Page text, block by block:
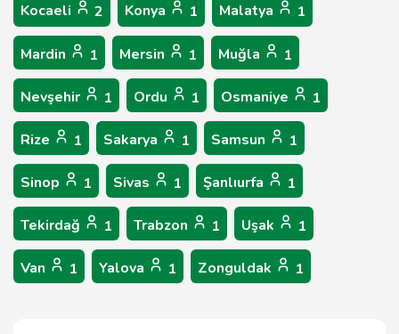
Kocaeli 2 Konya 1 Malatya 1
Mardin 1 Mersin 1 Muğla 1
Nevşehir 1 Ordu 1 Osmaniye 1
Rize 1 Sakarya 1 Samsun 1
Sinop 1 Sivas 1 Şanlıurfa 1
Tekirdağ 1 Trabzon 1 Uşak 1
Van 1 Yalova 1 Zonguldak 1